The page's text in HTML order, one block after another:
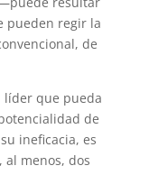
pueden regir la
de
líder que pueda
de
ineficacia, es
al menos, dos